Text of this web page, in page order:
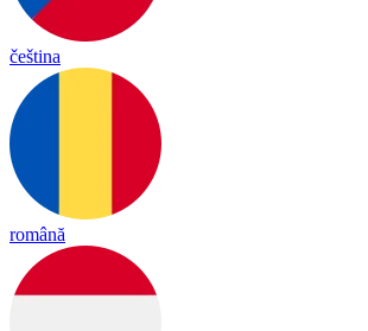
čeština
română